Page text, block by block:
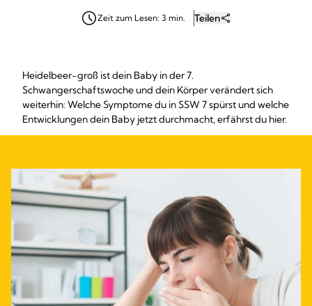
Zeit zum Lesen: 3 min. Teilen
Heidelbeer-groß ist dein Baby in der 7.
Schwangerschaftswoche und dein Körper verändert sich
weiterhin: Welche Symptome du in SSW 7 spürst und welche
Entwicklungen dein Baby jetzt durchmacht, erfährst du hier.